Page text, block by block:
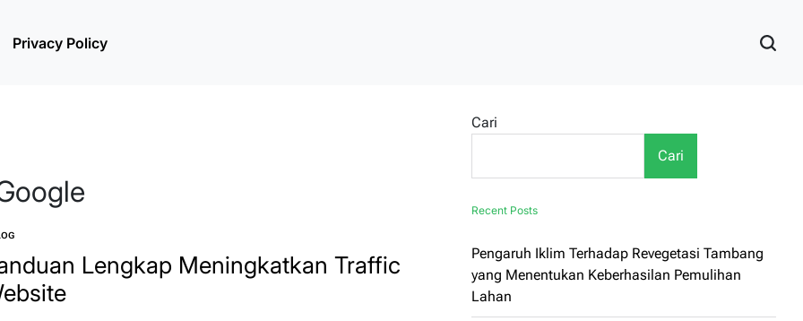
Privacy Policy
Lengkap Meningkatkan Traffic
Cari
Cari
Recent Posts
Pengaruh Iklim Terhadap Revegetasi Tambang
yang Menentukan Keberhasilan Pemulihan
Lahan